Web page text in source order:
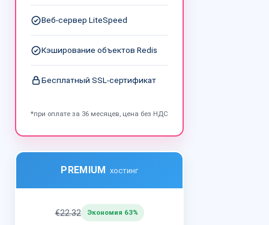
Веб-сервер LiteSpeed
Кэширование объектов Redis
Бесплатный SSL-сертификат
*при оплате за 36 месяцев, цена без НДС
PREMIUM хостинг
€22.32 Экономия 63%